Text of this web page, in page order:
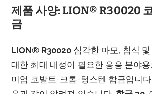
제품 사양: LION® R30020
금
LION® R30020심각한 마모, 침식 및
대한 최대 내성이 필요한 응용 분야
미엄 코발트-크롬-텅스텐 합금입니